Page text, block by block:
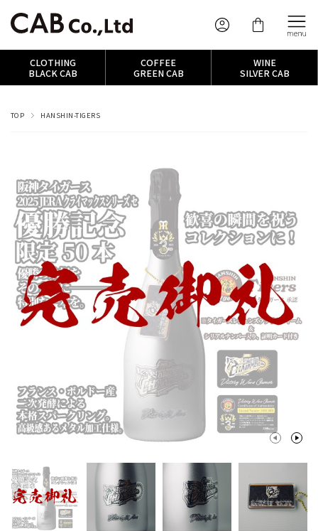
CLOTHING
BLACK CAB
COFFEE
GREEN CAB
WINE
SILVER CAB
TOP HANSHIN-TIGERS
Previ
ous
Next